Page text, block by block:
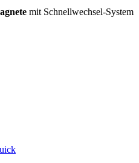
mit Schnellwechsel-System